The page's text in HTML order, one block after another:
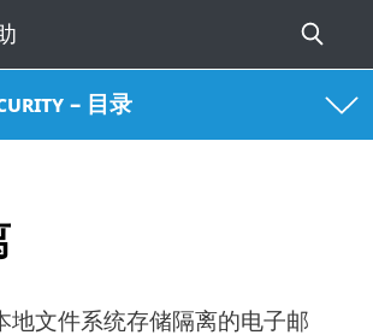
– 目录
地文件系统存储隔离的电子邮